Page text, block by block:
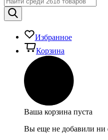
Избранное
Корзина
Ваша корзина пуста
Вы еще не добавили ни